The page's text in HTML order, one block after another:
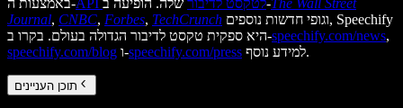
באמצעות ה-
API לטקסט לדיבורשלה. הופיעה ב-The Wall Street
Journal, CNBC, Forbes, TechCrunch
היא ספקית טקסט לדיבור הגדולה בעולם. בקרו ב-speechify.com/news,
speechify.com/blog ו-speechify.com/press למידע נוסף.
תוכן העניינים